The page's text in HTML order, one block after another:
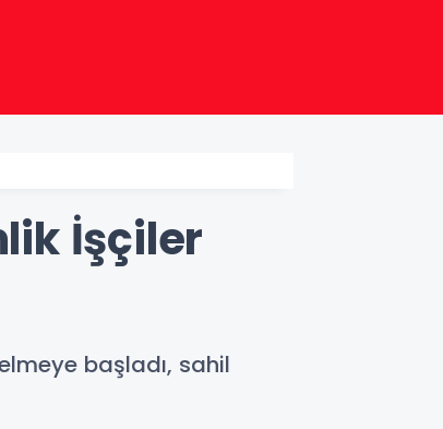
İşçiler
başladı, sahil